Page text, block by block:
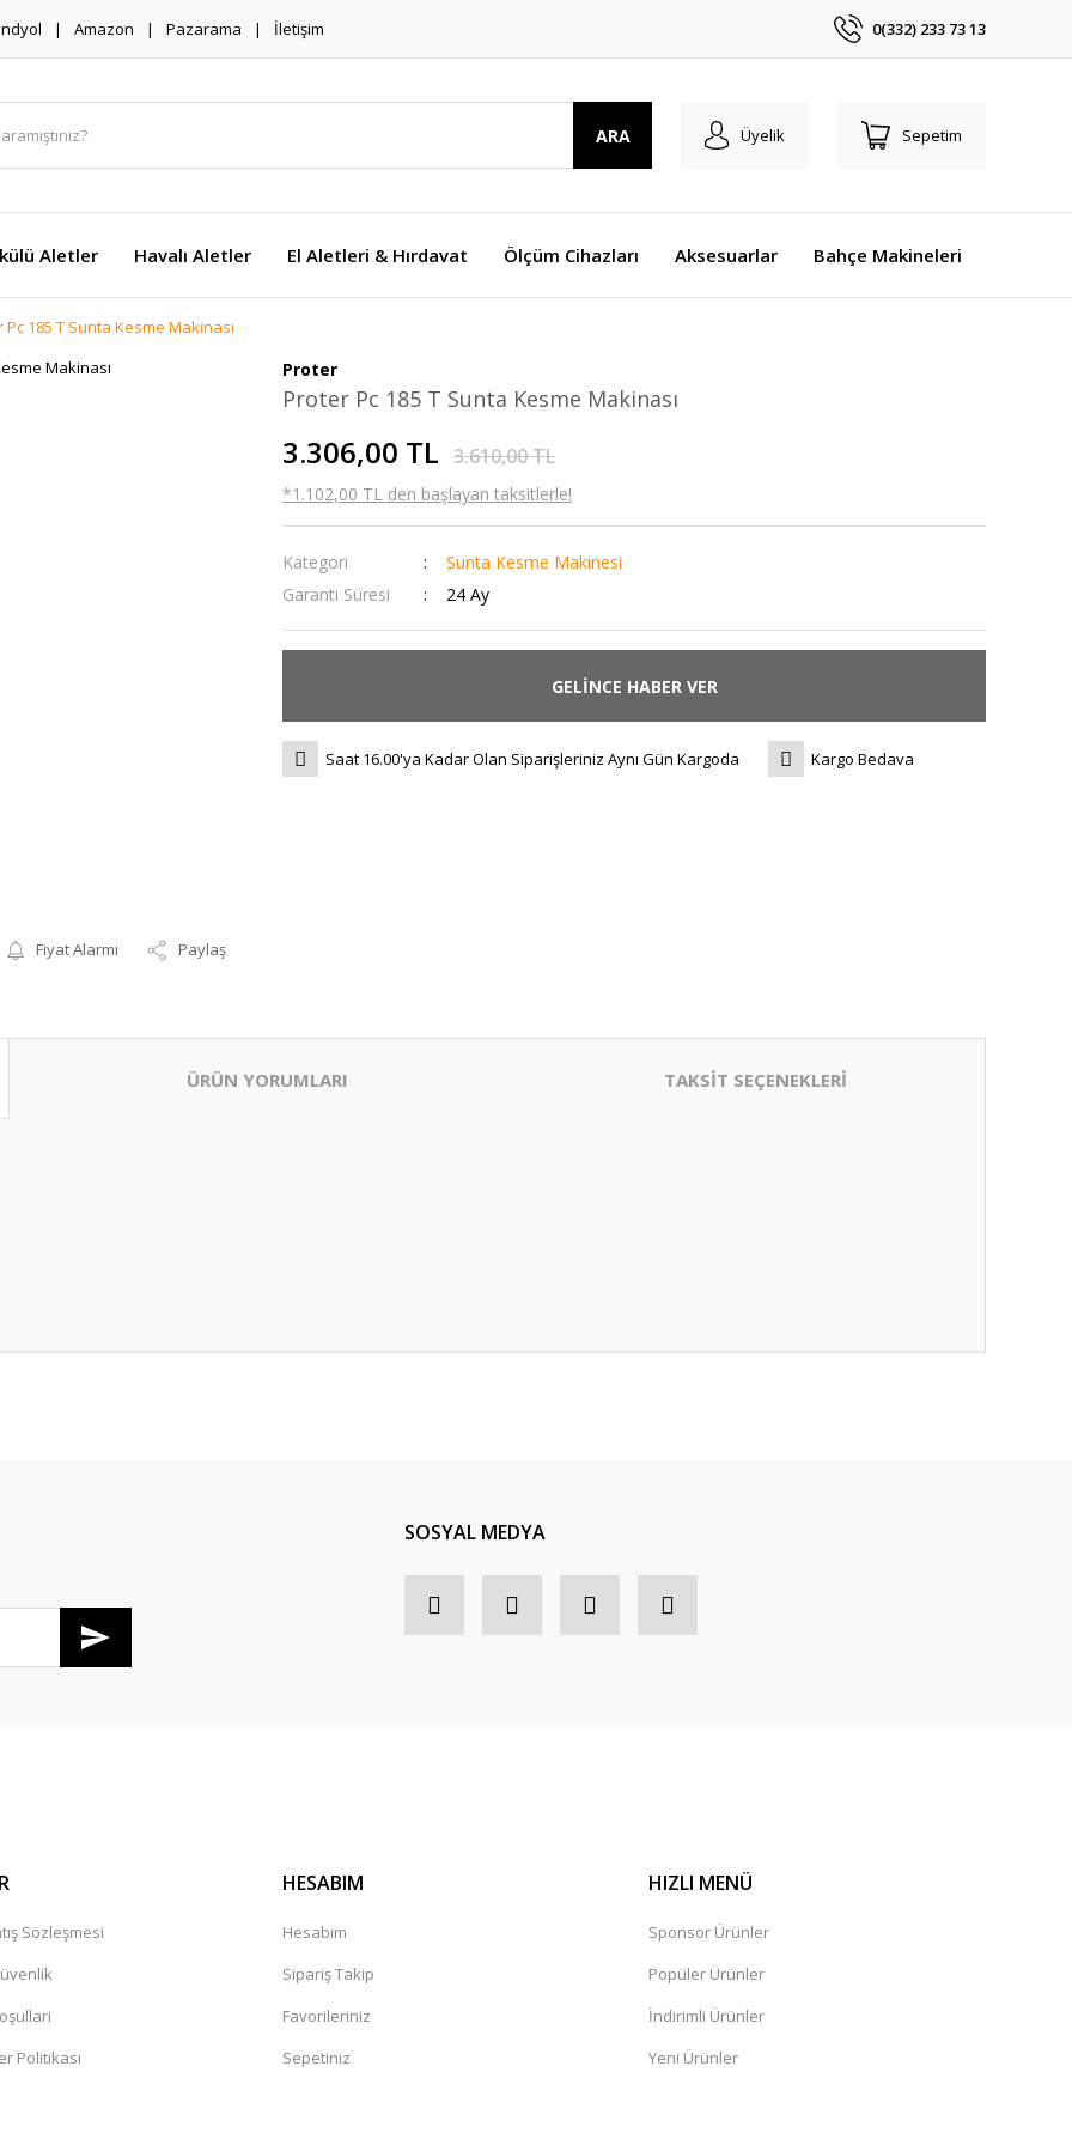
Amazon Pazarama İletişim 0(332) 233 73 13
ARA Üyelik Sepetim
Aletler Havalı Aletler El Aletleri & Hırdavat Ölçüm Cihazları Aksesuarlar Bahçe Makineleri
Pc 185 T Sunta Kesme Makinası
Fiyat Alarmı Paylaş
Proter
Proter Pc 185 T Sunta Kesme Makinası
3.306,00 TL 3.610,00 TL
*1.102,00 TL den başlayan taksitlerle!
Kategori
Sunta Kesme Makinesi
Garanti Süresi
24 Ay
GELİNCE HABER VER
Saat 16.00'ya Kadar Olan Siparişleriniz Aynı Gün Kargoda Kargo Bedava
ÜRÜN YORUMLARI TAKSİT SEÇENEKLERİ
SOSYAL MEDYA
Sözleşmesi
Politikası
HESABIM
Hesabım
Sipariş Takip
Favorileriniz
Sepetiniz
HIZLI MENÜ
Sponsor Ürünler
Popüler Ürünler
İndirimli Ürünler
Yeni Ürünler